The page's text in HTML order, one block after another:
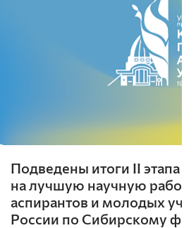
Подведены итоги II этапа
на лучшую научную работу
аспирантов и молодых
России по Сибирскому